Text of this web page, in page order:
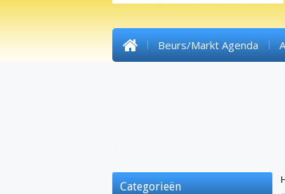
Beurs/markt Agenda
Categorieën